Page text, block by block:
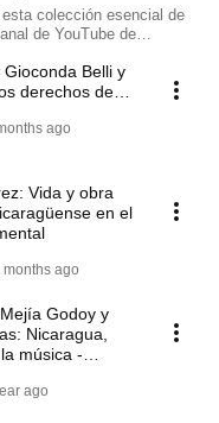
colección esencial de
de YouTube de
nicaragüense y las
y la cultura de
Belli y
derechos de
ago
Vida y obra
en el
months ago
Godoy y
Nicaragua,
música -
ago